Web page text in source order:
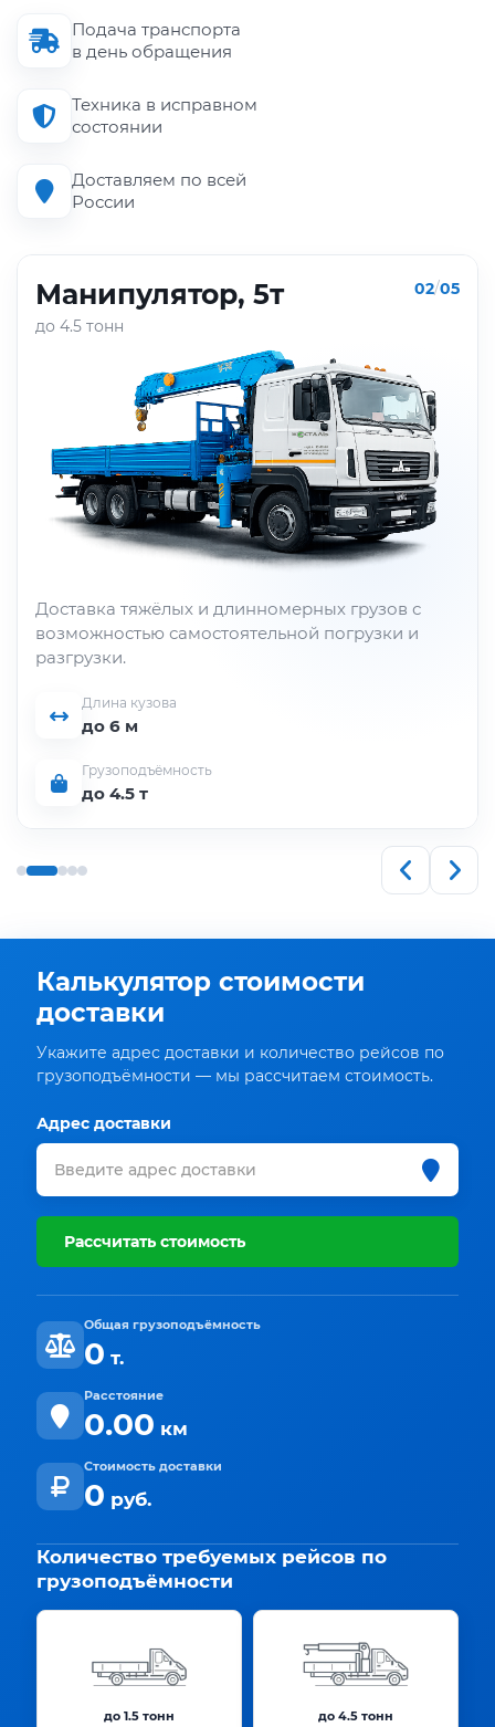
Подача транспорта
в день обращения
Техника в исправном
состоянии
Доставляем по всей
России
Манипулятор, 5т
до 4.5 тонн
02/05
Доставка тяжёлых и длинномерных грузов с
возможностью самостоятельной погрузки и
разгрузки.
Длина кузова
до 6 м
Грузоподъёмность
до 4.5 т
Калькулятор стоимости
доставки
Укажите адрес доставки и количество рейсов по
грузоподъёмности — мы рассчитаем стоимость.
Адрес доставки
Рассчитать стоимость
Общая грузоподъёмность
0 т.
Расстояние
0.00 км
Стоимость доставки
0 руб.
Количество требуемых рейсов по
грузоподъёмности
до 1.5 тонн до 4.5 тонн